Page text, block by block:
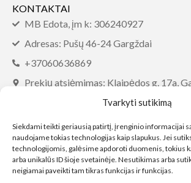
Tvarkyti sutikimą
Siekdami teikti geriausią patirtį, įrenginio informacijai
naudojame tokias technologijas kaip slapukus. Jei
technologijomis, galėsime apdoroti duomenis, tokius
arba unikalūs ID šioje svetainėje. Nesutikimas arba
neigiamai paveikti tam tikras funkcijas ir funkcijas.
KONTAKTAI
MB Edota, įm k: 306240927
Adresas: Pušų 46-24 Gargždai
+37060636869
Prekių atsiėmimas: Klaipėdos g. 17a,
info@tiandemarket.com
INFORMACIJA
DUK
Sąlygos ir taisyklės